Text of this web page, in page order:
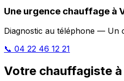
Une urgence chauffage à
Diagnostic au téléphone — Un
📞 04 22 46 12 21
Votre chauffagiste